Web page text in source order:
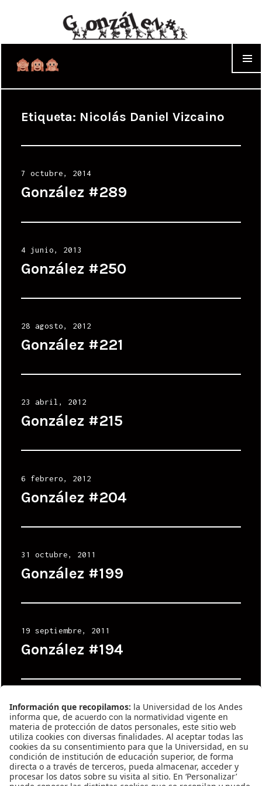
Etiqueta: Nicolás Daniel Vizcaino
Posted
on
7 octubre, 2014
González #289
Posted
on
4 junio, 2013
González #250
Posted
on
28 agosto, 2012
González #221
Posted
on
23 abril, 2012
González #215
Posted
on
6 febrero, 2012
González #204
Posted
on
31 octubre, 2011
González #199
Posted
on
19 septiembre, 2011
González #194
Posted
on
7 marzo, 2011
González #177
Posted
25 octubre, 2010